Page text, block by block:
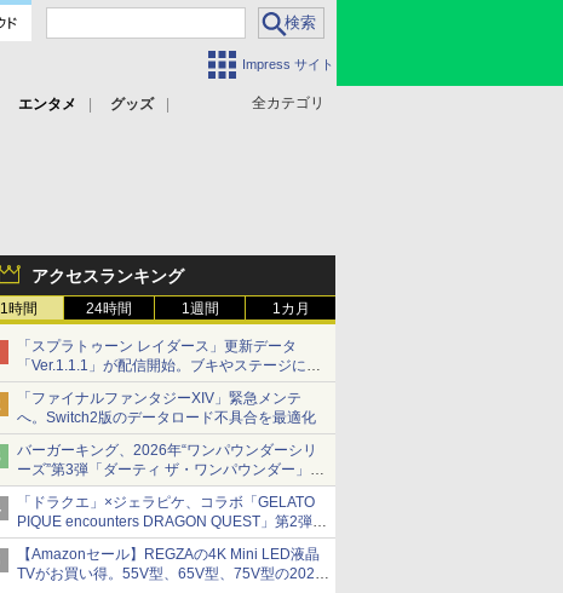
Impress サイト
全カテゴリ
エンタメ
グッズ
アクセスランキング
1時間 24時間 1週間 1カ月
「スプラトゥーン レイダース」更新データ
「Ver.1.1.1」が配信開始。ブキやステージに関
する不具合を修正
「ファイナルファンタジーXIV」緊急メンテ
へ。Switch2版のデータロード不具合を最適化
バーガーキング、2026年“ワンパウンダーシリ
ーズ”第3弾「ダーティ ザ・ワンパウンダー」を
8月7日発売
「特製ガーリックマヨソース」を使用した超大
型チーズバーガー
「ドラクエ」×ジェラピケ、コラボ「GELATO
PIQUE encounters DRAGON QUEST」第2弾が
本日発売
アイスカップに入ったスライムやわたぼう、ベ
ビーサタンなどがオリジナルアートで登場
【Amazonセール】REGZAの4K Mini LED液晶
TVがお買い得。55V型、65V型、75V型の2026